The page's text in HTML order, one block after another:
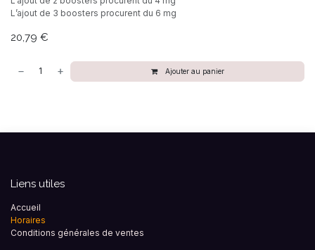
L’ajout de 3 boosters procurent du 6 mg
20,79 €
Ajouter au panier
Liens utiles
Accueil
Horaires
Conditions générales de ventes